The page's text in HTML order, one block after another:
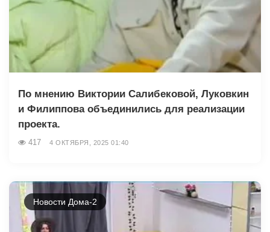
По мнению Виктории Салибековой, Луковкин
и Филиппова объединились для реализации
проекта.
417 4 ОКТЯБРЯ, 2025 01:40
Новости Дома-2